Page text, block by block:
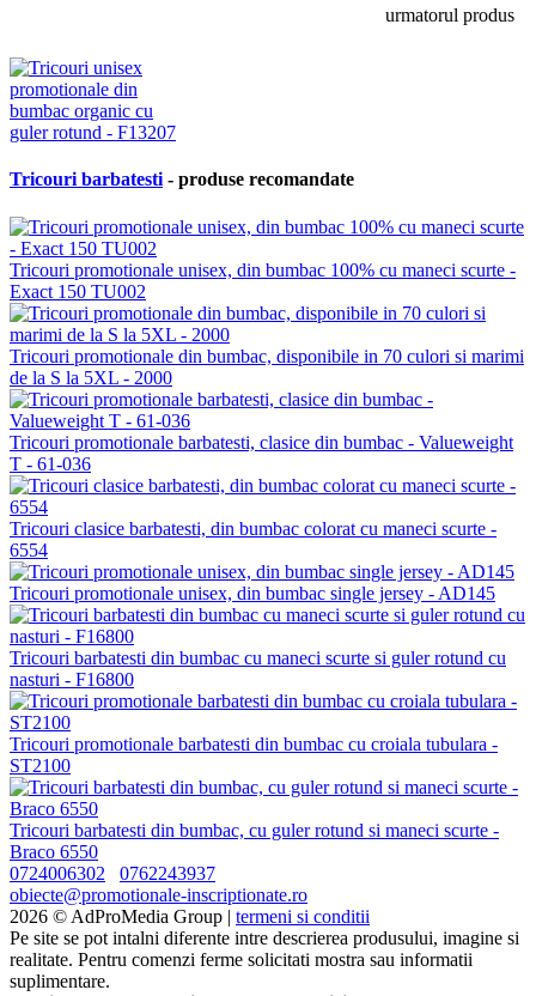
urmatorul produs
Tricouri barbatesti - produse recomandate
Tricouri promotionale unisex, din bumbac 100% cu maneci scurte -
Exact 150 TU002
Tricouri promotionale din bumbac, disponibile in 70 culori si marimi
de la S la 5XL - 2000
Tricouri promotionale barbatesti, clasice din bumbac - Valueweight
T - 61-036
Tricouri clasice barbatesti, din bumbac colorat cu maneci scurte -
6554
Tricouri promotionale unisex, din bumbac single jersey - AD145
Tricouri barbatesti din bumbac cu maneci scurte si guler rotund cu
nasturi - F16800
Tricouri promotionale barbatesti din bumbac cu croiala tubulara -
ST2100
Tricouri barbatesti din bumbac, cu guler rotund si maneci scurte -
Braco 6550
0724006302
0762243937
obiecte@promotionale-inscriptionate.ro
2026 © AdProMedia Group | termeni si conditii
Pe site se pot intalni diferente intre descrierea produsului, imagine si
realitate. Pentru comenzi ferme solicitati mostra sau informatii
suplimentare.